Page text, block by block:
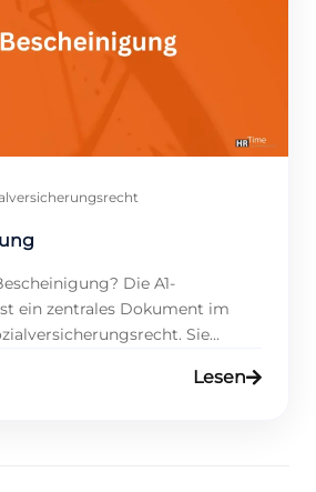
Die A1-
ein zentrales Dokument im
Sie
Arbeitnehmer und
einer vorübergehenden
Lesen